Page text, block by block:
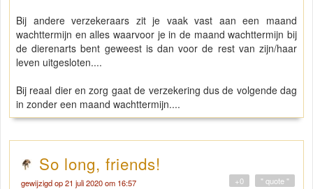
Bij andere verzekeraars zit je vaak vast aan een maand
wachttermijn en alles waarvoor je in de maand wachttermijn bij
de dierenarts bent geweest is dan voor de rest van zijn/haar
leven uitgesloten....
Bij reaal dier en zorg gaat de verzekering dus de volgende dag
in zonder een maand wachttermijn....
So long, friends!
gewijzigd op 21 juli 2020 om 16:57 " quote "
+0